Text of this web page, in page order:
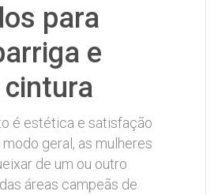
para
e
é estética e satisfação
geral, as mulheres
de um ou outro
áreas campeãs de